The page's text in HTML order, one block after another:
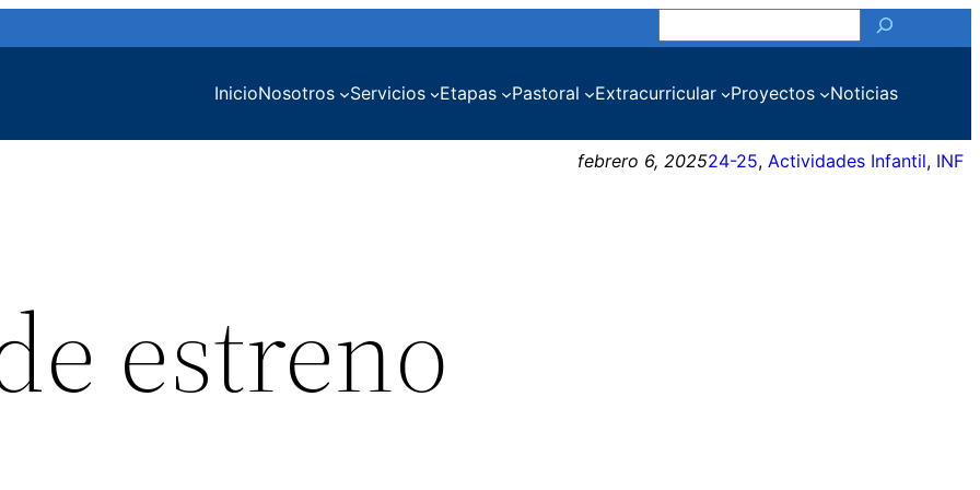
InicioNosotros Servicios Etapas Pastoral Extracurricular Proyectos Noticias
febrero 6, 202524-25, Actividades Infantil, INF
estreno